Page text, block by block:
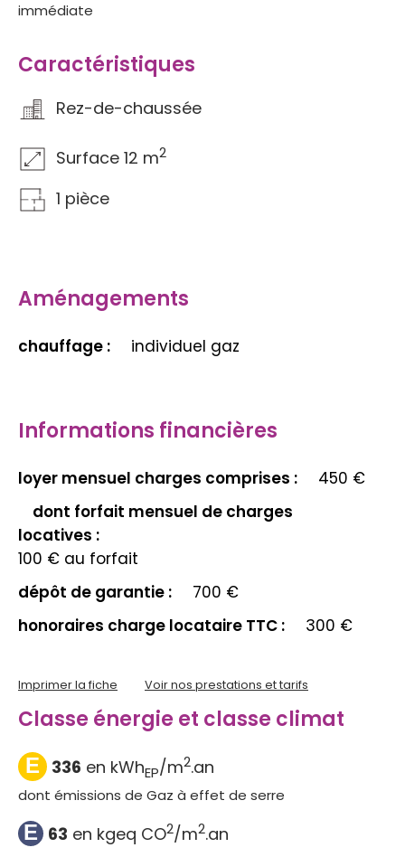
immédiate
Caractéristiques
Rez-de-chaussée
Surface 12 m2
1 pièce
Aménagements
chauffage : individuel gaz
Informations financières
loyer mensuel charges comprises :
450 €
dont forfait mensuel de charges
locatives :
100 € au forfait
dépôt de garantie :
700 €
honoraires charge locataire TTC :
300 €
Imprimer la fiche Voir nos prestations et tarifs
Classe énergie et classe climat
E 336 en kWhEP/m2.an
dont émissions de Gaz à effet de serre
E 63 en kgeq CO2/m2.an